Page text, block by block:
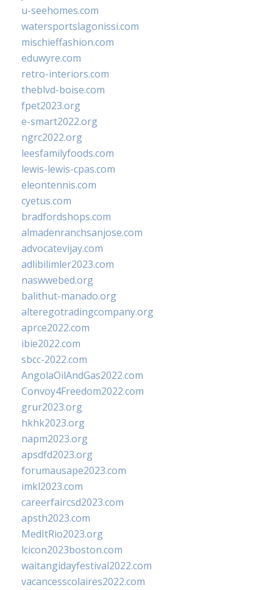
u-seehomes.com
watersportslagonissi.com
mischieffashion.com
eduwyre.com
retro-interiors.com
theblvd-boise.com
fpet2023.org
e-smart2022.org
ngrc2022.org
leesfamilyfoods.com
lewis-lewis-cpas.com
eleontennis.com
cyetus.com
bradfordshops.com
almadenranchsanjose.com
advocatevijay.com
adlibilimler2023.com
naswwebed.org
balithut-manado.org
alteregotradingcompany.org
aprce2022.com
ibie2022.com
sbcc-2022.com
AngolaOilAndGas2022.com
Convoy4Freedom2022.com
grur2023.org
hkhk2023.org
napm2023.org
apsdfd2023.org
forumausape2023.com
imkl2023.com
careerfaircsd2023.com
apsth2023.com
MedItRio2023.org
lcicon2023boston.com
waitangidayfestival2022.com
vacancesscolaires2022.com